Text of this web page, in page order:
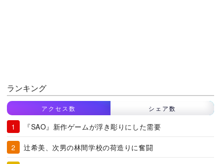
ランキング
アクセス数 シェア数
『SAO』新作ゲームが浮き彫りにした需要
辻希美、次男の林間学校の荷造りに奮闘